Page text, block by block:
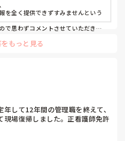
を全く提供できずすみませんという
で思わずコメントさせていただきま
視はいかがなものかと昔から思って
とやってくる荒波に立ち向かうこと
もっと見る
して12年間の管理職を終えて、
現場復帰しました。正看護師免許
救命士としてはまだ活動できず、